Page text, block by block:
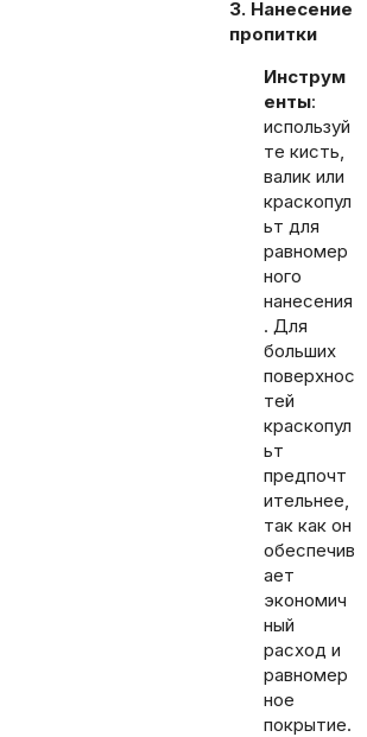
3. Нанесение
пропитки
Инструм
енты:
используй
те кисть,
валик или
краскопул
ьт для
равномер
ного
нанесения
. Для
больших
поверхнос
тей
краскопул
ьт
предпочт
ительнее,
так как он
обеспечив
ает
экономич
ный
расход и
равномер
ное
покрытие.